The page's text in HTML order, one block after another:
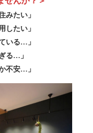
みたい」
したい」
いる…」
る…」
不安…」